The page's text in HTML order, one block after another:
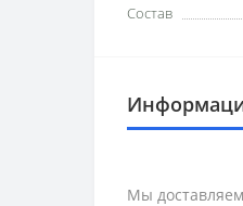
Состав
Мы